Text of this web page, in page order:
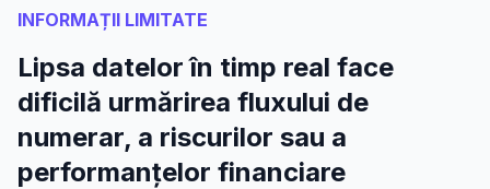
INFORMAȚII LIMITATE
Lipsa datelor în timp real face
dificilă urmărirea fluxului de
numerar, a riscurilor sau a
performanțelor financiare